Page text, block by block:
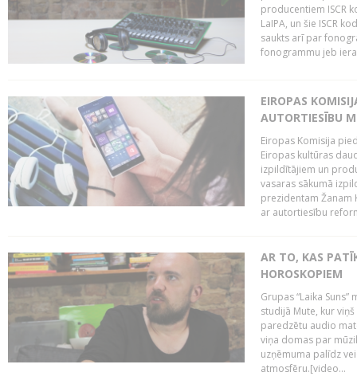
producentiem ISCR
LaIPA, un šie ISCR
saukts arī par
fonogrammu jeb
EIROPAS
AUTORTIESĪBU
Eiropas Komisija
Eiropas kultūras
izpildītājiem un
vasaras sākumā
prezidentam Žanam
ar autortiesību
AR TO, KAS
HOROSKOPIEM
Grupas “Laika
studijā Mute, kur
paredzētu audio
viņa domas par
uzņēmuma palīdz
atmosfēru.[video...